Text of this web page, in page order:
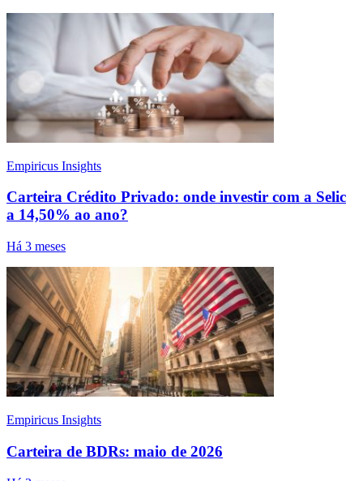
Empiricus Insights
Carteira Crédito Privado: onde investir com a Selic
a 14,50% ao ano?
Há 3 meses
Empiricus Insights
Carteira de BDRs: maio de 2026